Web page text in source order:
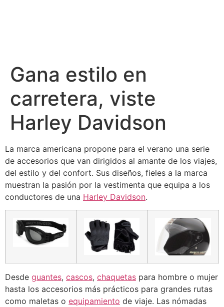
Gana estilo en
carretera, viste
Harley Davidson
La marca americana propone para el verano una serie
de accesorios que van dirigidos al amante de los viajes,
del estilo y del confort. Sus diseños, fieles a la marca
muestran la pasión por la vestimenta que equipa a los
conductores de una Harley Davidson.
Desde guantes, cascos, chaquetas para hombre o mujer
hasta los accesorios más prácticos para grandes rutas
como maletas o equipamiento de viaje. Las nómadas